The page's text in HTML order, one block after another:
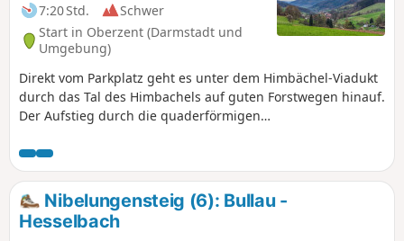
7:20 Std.
Schwer
Start in Oberzent (Darmstadt und
Umgebung)
Direkt vom Parkplatz geht es unter dem Himbächel-Viadukt
durch das Tal des Himbachels auf guten Forstwegen hinauf.
Der Aufstieg durch die quaderförmigen
Felsenmeer, bringt dann nochmals etwas Abwechslung in
den Wandertag. Vom Felsenmeer aus führt die Wanderung
bis zum Wendepunkt wieder nach unten und steigt direkt
danach, vorbei an Obstwiesen, wieder in den Wald hinein,
bergan. Vom Reußenkreuz geht es dann auf
Nibelungensteig (6): Bullau -
Hesselbach